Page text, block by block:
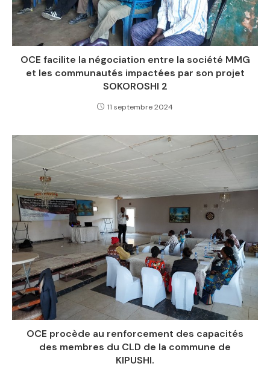
OCE facilite la négociation entre la société MMG
et les communautés impactées par son projet
SOKOROSHI 2
11 septembre 2024
OCE procède au renforcement des capacités
des membres du CLD de la commune de
KIPUSHI.